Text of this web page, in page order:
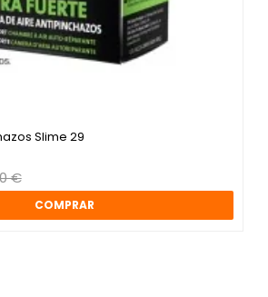
Slime 29
€
COMPRAR